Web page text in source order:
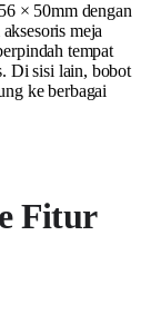
× 50mm dengan
meja
tempat
Di sisi lain, bobot
ke berbagai
Fitur